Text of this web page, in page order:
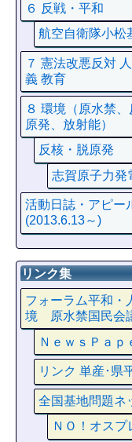
６ 反戦・平和
航空自衛隊小松
７ 憲法改悪反対
義 教育
８ 環境（原水禁
原発、放射能）
反核・脱原発
志賀原子力発
活動日誌・アピー
(2013.6.13～)
リンク集
フォーラム平和・
境 原水禁国民会
ＮｅｗｓＰａｐ
リンク 単産･県
全国基地問題ネ
ＮＯ！オスプ